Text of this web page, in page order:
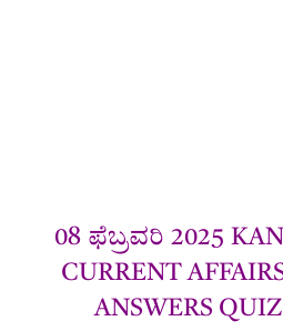
08 ಫೆಬ್ರವರಿ 2025
CURRENT
ANSWERS